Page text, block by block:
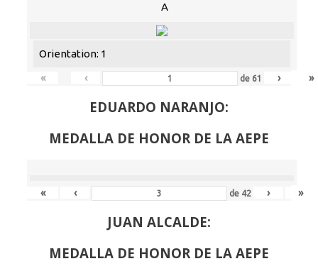
A
Orientation: 1
«
‹ de 61 › »
EDUARDO NARANJO:
MEDALLA DE HONOR DE LA AEPE
« ‹ de 42 › »
JUAN ALCALDE:
MEDALLA DE HONOR DE LA AEPE